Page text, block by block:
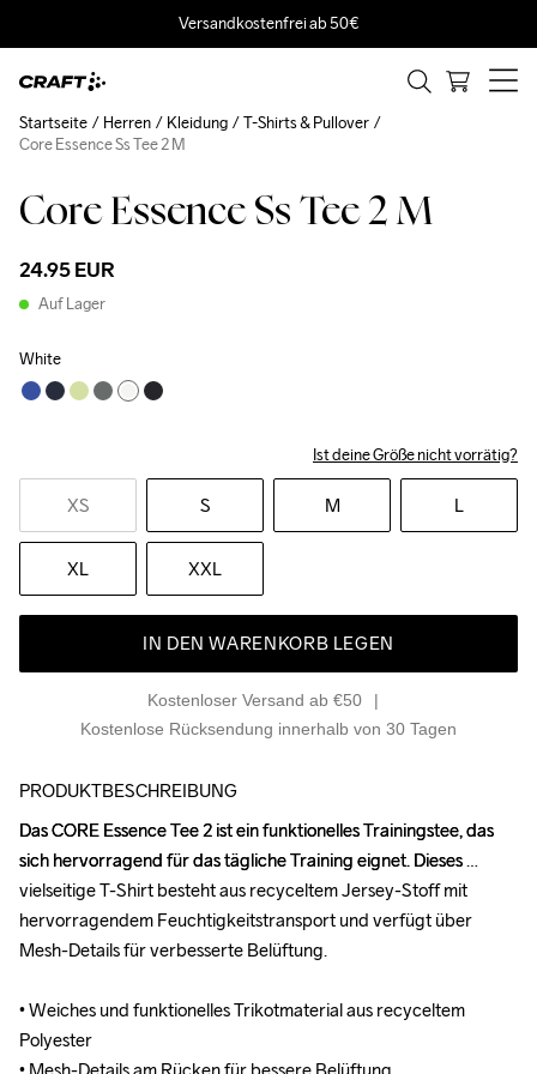
Versandkostenfrei ab 50€
Core Essence Ss Tee 2 M
24.95 EUR
Auf Lager
White
Ist deine Größe nicht vorrätig?
XS S M L
XL XXL
IN DEN WARENKORB LEGEN
Kostenloser Versand ab €50
Kostenlose Rücksendung innerhalb von 30 Tagen
Startseite Herren Kleidung
T-Shirts & Pullover
Core Essence Ss Tee 2 M
PRODUKTBESCHREIBUNG
Das CORE Essence Tee 2 ist ein funktionelles Trainingstee, das
sich hervorragend für das tägliche Training eignet. Dieses
vielseitige T-Shirt besteht aus recyceltem Jersey-Stoff mit
hervorragendem Feuchtigkeitstransport und verfügt über
Mesh-Details für verbesserte Belüftung.
• Weiches und funktionelles Trikotmaterial aus recyceltem
Polyester
Das CORE Essence Tee 2 ist ein funktionelles Trainingstee, das
sich hervorragend für das tägliche Training eignet. Dieses
vielseitige T-Shirt besteht aus recyceltem Jersey-Stoff mit
hervorragendem Feuchtigkeitstransport und verfügt über
Mesh-Details für verbesserte Belüftung.
• Weiches und funktionelles Trikotmaterial aus recyceltem
Polyester